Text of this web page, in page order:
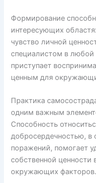
Формирование
интересующих
чувство личной
специалистом в
приступает
ценным для
Практика
одним важным
Способность
добросердечностью, в
поражений, помогает
собственной ценности
окружающих факторов.